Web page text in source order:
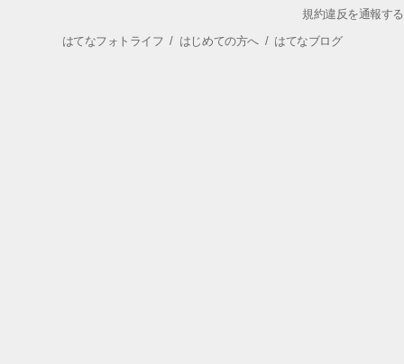
規約違反を通報する
はてなフォトライフ / はじめての方へ/ はてなブログ